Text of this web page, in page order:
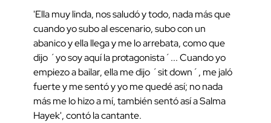
'Ella muy linda, nos saludó y todo, nada más que
cuando yo subo al escenario, subo con un
abanico y ella llega y me lo arrebata, como que
dijo ´yo soy aquí la protagonista´... Cuando yo
empiezo a bailar, ella me dijo ´sit down´, me jaló
fuerte y me sentó y yo me quedé así; no nada
más me lo hizo a mí, también sentó así a Salma
Hayek', contó la cantante.